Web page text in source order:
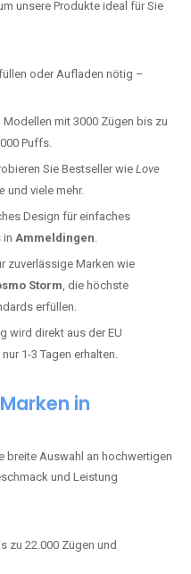
unsere Produkte ideal für Sie
oder Aufladen nötig –
mit 3000 Zügen bis zu
Puffs.
Sie Bestseller wie Love
und viele mehr.
Design für einfaches
in Ammeldingen.
zuverlässige Marken wie
Storm, die höchste
erfüllen.
wird direkt aus der EU
1-3 Tagen erhalten.
in
breite Auswahl an hochwertigen
und Leistung
zu 22.000 Zügen und